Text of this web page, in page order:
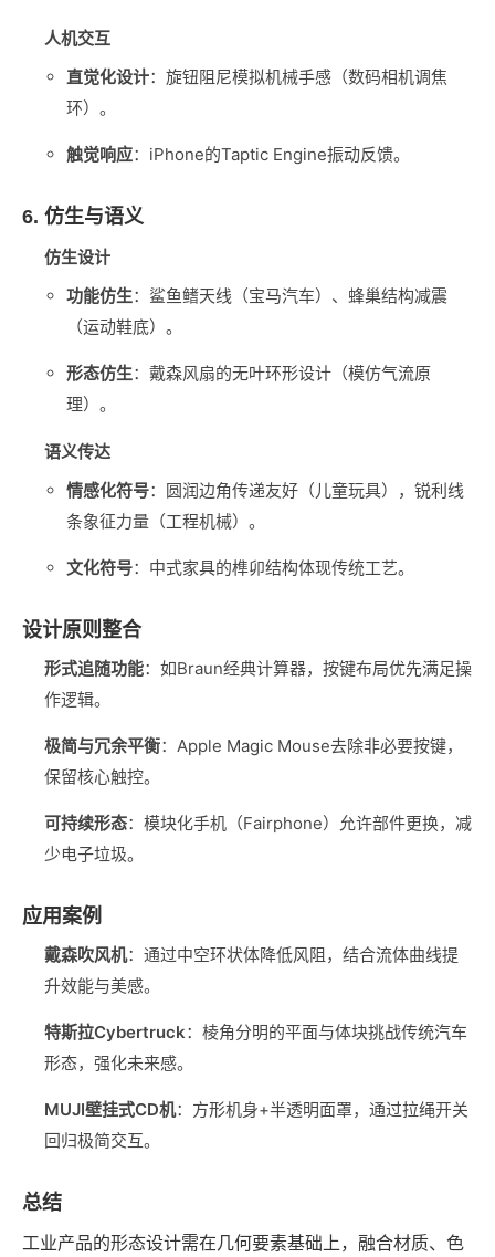
人机交互
直觉化设计‌：旋钮阻尼模拟机械手感（数码相机调焦
环）。
触觉响应‌：iPhone的Taptic Engine振动反馈。
6. 仿生与语义
仿生设计
功能仿生‌：鲨鱼鳍天线（宝马汽车）、蜂巢结构减震
（运动鞋底）。
形态仿生‌：戴森风扇的无叶环形设计（模仿气流原
理）。
语义传达
情感化符号‌：圆润边角传递友好（儿童玩具），锐利线
条象征力量（工程机械）。
文化符号‌：中式家具的榫卯结构体现传统工艺。
设计原则整合
形式追随功能‌：如Braun经典计算器，按键布局优先满足操
作逻辑。
极简与冗余平衡‌：Apple Magic Mouse去除非必要按键，
保留核心触控。
可持续形态‌：模块化手机（Fairphone）允许部件更换，减
少电子垃圾。
应用案例
戴森吹风机‌：通过中空环状体降低风阻，结合流体曲线提
升效能与美感。
特斯拉Cybertruck‌：棱角分明的平面与体块挑战传统汽车
形态，强化未来感。
MUJI壁挂式CD机‌：方形机身+半透明面罩，通过拉绳开关
回归极简交互。
总结
工业产品的形态设计需在几何要素基础上，融合材质、色